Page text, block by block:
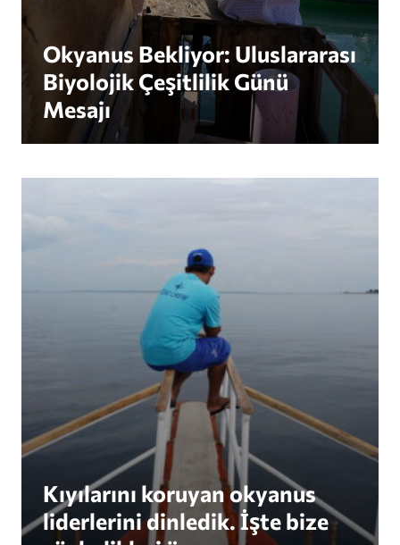
Okyanus Bekliyor: Uluslararası
Biyolojik Çeşitlilik Günü
Mesajı
Kıyılarını koruyan okyanus liderlerini dinledik.
Kıyılarını koruyan okyanus
liderlerini dinledik. İşte bize